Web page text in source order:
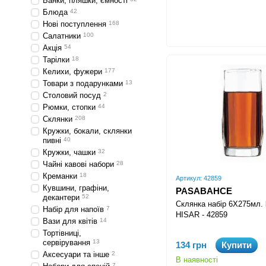
Артикул: 42859
PASABAHCE
Склянка набір 6Х275мл.
HISAR - 42859
134 грн Купити
В наявності
Блюда 42
Нові поступлення 168
Салатники 100
Акція 54
Тарілки 18
Келихи, фужери 177
Товари з подарунками 13
Столовий посуд 2
Рюмки, стопки 44
Склянки 208
Кружки, бокали, склянки
пивні 40
Кружки, чашки 32
Чайні кавові набори 28
Креманки 18
Кувшини, графіни,
декантери 52
Набір для напоїв 7
Вази для квітів 14
Тортівниці,
сервірування 13
Аксесуари та інше 2